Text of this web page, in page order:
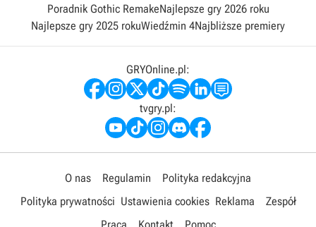
Poradnik Gothic RemakeNajlepsze gry 2026 roku
Najlepsze gry 2025 rokuWiedźmin 4Najbliższe premiery
GRYOnline.pl:
tvgry.pl:
O nas Regulamin
Polityka redakcyjna
Polityka prywatności Ustawienia cookies Reklama
Zespół
Praca
Kontakt Pomoc